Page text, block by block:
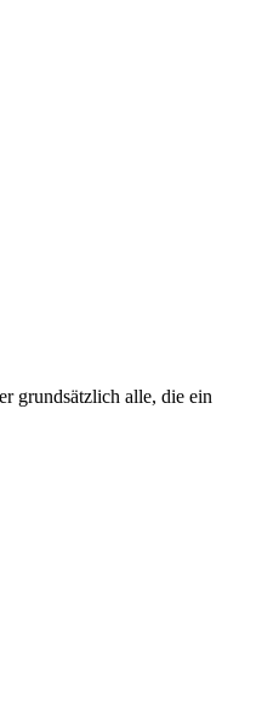
grundsätzlich alle, die ein